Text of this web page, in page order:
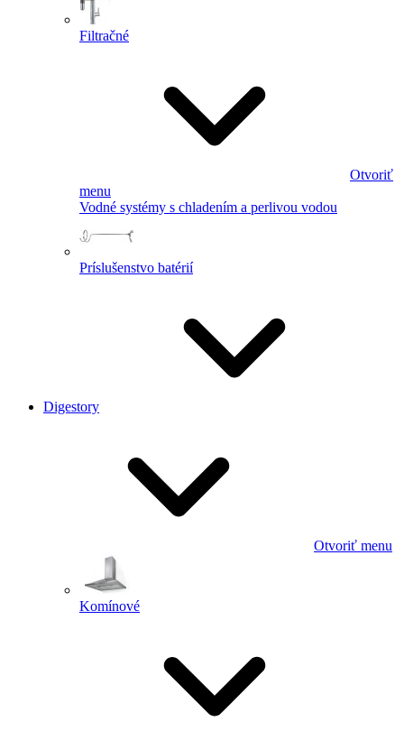
Filtračné
Otvoriť
menu
Vodné systémy s chladením a perlivou vodou
Príslušenstvo batérií
Digestory
Otvoriť menu
Komínové